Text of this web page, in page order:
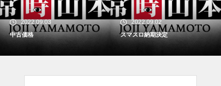
2022.09.03
中古価格
2022.09.02
スマスロ納期決定